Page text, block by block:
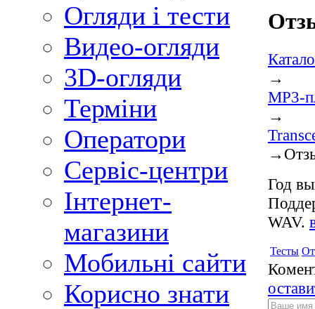
Огляди і тести
Видео-огляди
3D-огляди
Терміни
Оператори
Сервіс-центри
Інтернет-
магазини
Мобильні сайти
Корисно знати
→
MP3-
→
→
Год
WAV.
Тесты